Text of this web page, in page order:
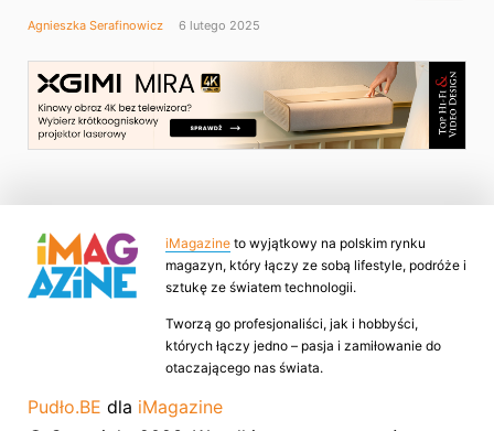
Agnieszka Serafinowicz 6 lutego 2025
iMagazine to wyjątkowy na polskim rynku
magazyn, który łączy ze sobą lifestyle, podróże i
sztukę ze światem technologii.
Tworzą go profesjonaliści, jak i hobbyści,
których łączy jedno – pasja i zamiłowanie do
otaczającego nas świata.
Pudło.BE dla iMagazine